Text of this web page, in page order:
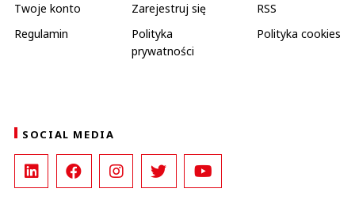
Twoje konto
Zarejestruj się
RSS
Regulamin
Polityka
prywatności
Polityka cookies
SOCIAL MEDIA